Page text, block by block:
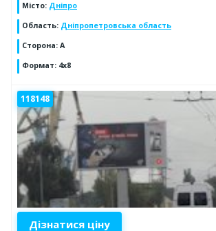
Місто: Дніпро
Область: Дніпропетровська область
Сторона: A
Формат: 4х8
118148
Дізнатися ціну